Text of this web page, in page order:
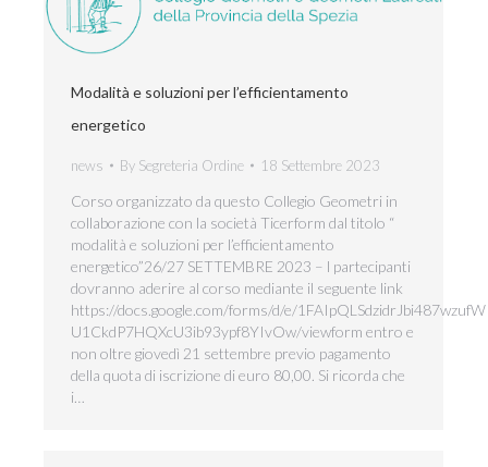
Modalità e soluzioni per l’efficientamento
energetico
news By Segreteria Ordine 18 Settembre 2023
Corso organizzato da questo Collegio Geometri in
collaborazione con la società Ticerform dal titolo “
modalità e soluzioni per l’efficientamento
energetico”26/27 SETTEMBRE 2023 – l partecipanti
dovranno aderire al corso mediante il seguente link
https://docs.google.com/forms/d/e/
U1CkdP7HQXcU3ib93ypf8YIvOw/viewform entro e
non oltre giovedì 21 settembre previo pagamento
della quota di iscrizione di euro 80,00. Si ricorda che
i…